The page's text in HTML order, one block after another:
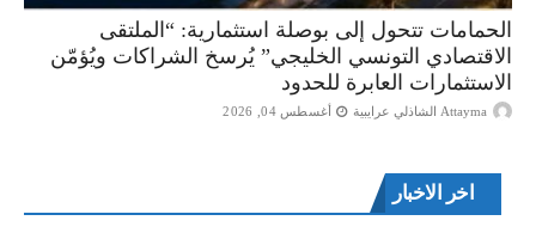
الحمامات تتحول إلى بوصلة استثمارية: “الملتقى
الاقتصادي التونسي الخليجي” يُرسخ الشراكات ويُؤمّن
الاستثمارات العابرة للحدود
Attayma الشاذلي عرايبية أغسطس 04, 2026
اخر الاخبار